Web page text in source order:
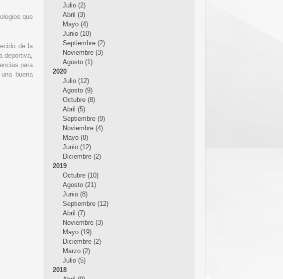
que
de la
deportiva,
para
buena
Julio (2)
Abril (3)
Mayo (4)
Junio (10)
Septiembre (2)
Noviembre (3)
Agosto (1)
2020
Julio (12)
Agosto (9)
Octubre (8)
Abril (5)
Septiembre (9)
Noviembre (4)
Mayo (8)
Junio (12)
Diciembre (2)
2019
Octubre (10)
Agosto (21)
Junio (8)
Septiembre (12)
Abril (7)
Noviembre (3)
Mayo (19)
Diciembre (2)
Marzo (2)
Julio (5)
2018